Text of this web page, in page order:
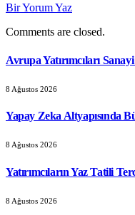
Bir Yorum Yaz
Comments are closed.
Avrupa Yatırımcıları
8 Ağustos 2026
Yapay Zeka Altyapısında
8 Ağustos 2026
Yatırımcıların Yaz Tatili
8 Ağustos 2026